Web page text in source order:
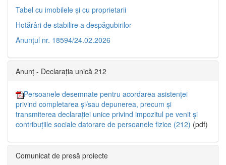
Tabel cu imobilele și cu proprietarii
Hotărâri de stabilire a despăgubirilor
Anunțul nr. 18594/24.02.2026
Anunț - Declarația unică 212
Persoanele desemnate pentru acordarea asistenței
privind completarea și/sau depunerea, precum și
transmiterea declarației unice privind impozitul pe venit și
contribuțiile sociale datorare de persoanele fizice (212) (pdf)
Comunicat de presă proiecte